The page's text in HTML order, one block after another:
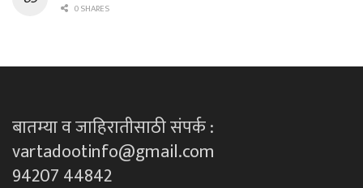
0 SHARES
बातम्या व जाहिरातीसाठी संपर्क :
vartadootinfo@gmail.com
94207 44842